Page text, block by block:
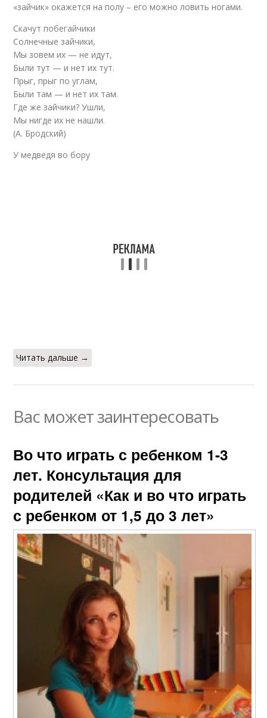
«зайчик» окажется на полу – его можно ловить ногами.
Скачут побегайчики
Солнечные зайчики,
Мы зовем их — не идут,
Были тут — и нет их тут.
Прыг, прыг по углам,
Были там — и нет их там.
Где же зайчики? Ушли,
Мы нигде их не нашли.
(А. Бродский)
У медведя во бору
Читать дальше →
Вас может заинтересовать
Во что играть с ребенком 1-3
лет. Консультация для
родителей «Как и во что играть
с ребенком от 1,5 до 3 лет»